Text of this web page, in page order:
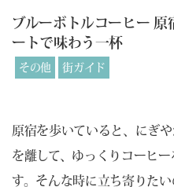
ブルーボトルコーヒー 原
ートで味わう一杯
その他 街ガイド
原宿を歩いていると、にぎ
を離して、ゆっくりコーヒ
す。そんな時に立ち寄りた